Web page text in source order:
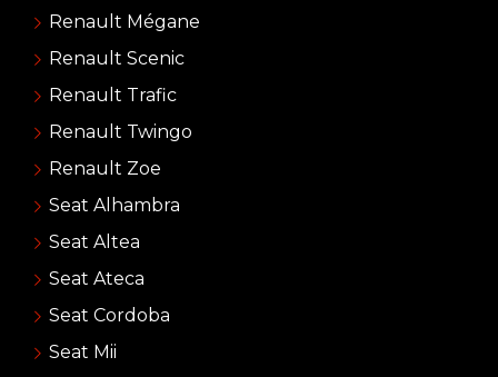
Renault Mégane
Renault Scenic
Renault Trafic
Renault Twingo
Renault Zoe
Seat Alhambra
Seat Altea
Seat Ateca
Seat Cordoba
Seat Mii